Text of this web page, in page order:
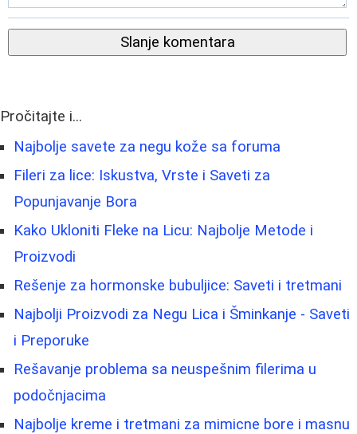
Slanje komentara
Pročitajte i...
Najbolje savete za negu kože sa foruma
Fileri za lice: Iskustva, Vrste i Saveti za
Popunjavanje Bora
Kako Ukloniti Fleke na Licu: Najbolje Metode i
Proizvodi
Rešenje za hormonske bubuljice: Saveti i tretmani
Najbolji Proizvodi za Negu Lica i Šminkanje - Saveti
i Preporuke
Rešavanje problema sa neuspešnim filerima u
podočnjacima
Najbolje kreme i tretmani za mimicne bore i masnu